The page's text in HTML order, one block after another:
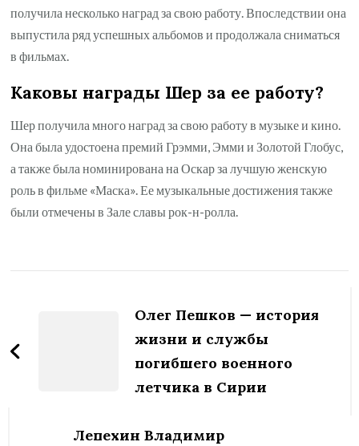
получила несколько наград за свою работу. Впоследствии она
выпустила ряд успешных альбомов и продолжала сниматься
в фильмах.
Каковы награды Шер за ее работу?
Шер получила много наград за свою работу в музыке и кино.
Она была удостоена премий Грэмми, Эмми и Золотой Глобус,
а также была номинирована на Оскар за лучшую женскую
роль в фильме «Маска». Ее музыкальные достижения также
были отмечены в Зале славы рок-н-ролла.
записям
Олег Пешков — история
жизни и службы
погибшего военного
летчика в Сирии
Лепехин Владимир